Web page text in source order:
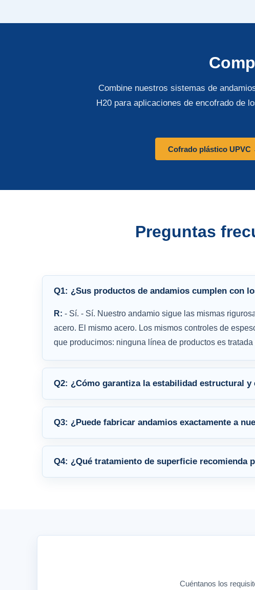
Combine nuestros sistemas de
H20 para aplicaciones de encofrado de
Cofrado plástico UPVC
Preguntas
Q1: ¿Sus productos de andamios cumplen con
R: - Sí. - Sí. Nuestro andamio sigue las mismas
acero. El mismo acero. Los mismos controles de
que producimos: ninguna línea de productos es
Q2: ¿Cómo garantiza la estabilidad estructural
Q3: ¿Puede fabricar andamios exactamente a
Q4: ¿Qué tratamiento de superficie recomienda
Cuéntanos los